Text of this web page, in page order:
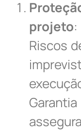
projeto
Riscos